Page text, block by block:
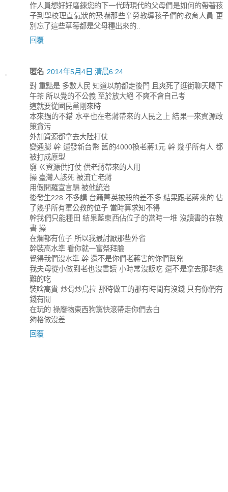
作人員想好好磨鍊您的下一代時現代的父母們是如何的帶著孩
子到學校理直氣狀的恐嚇那些辛勞教導孩子們的教育人員.更
別忘了這些草莓都是父母種出來的..
回覆
匿名 2014年5月4日 清晨6:24
對 重點是 多數人民 知道以前都走後門 且爽死了逛街聊天喝下
午茶 所以覺的不公義 至於放大絕 不爽不會自己考
這就要從國民黨剛來時
本來過的不錯 水平也在老蔣帶來的人民之上 結果一來資源政
策貪污
外加資源都拿去大陸打仗
變通膨 幹 還發新台幣 舊的4000換老蔣1元 幹 幾乎所有人 都
被打成原型
窮 ㄍ資源供打仗 供老蔣帶來的人用
操 臺灣人該死 被流亡老蔣
用假開羅宣言騙 被他統治
後發生228 不多講 台籍菁英被殺的差不多 結果跟老蔣來的 佔
了幾乎所有軍公教的位子 當時算求知不得
幹我們只能種田 結果藍東西佔位子的當時一堆 沒讀書的在教
書 操
在爛都有位子 所以我最討厭那些外省
幹裝高水準 看你就一富祭拜臉
覺得我們沒水準 幹 還不是你們老蔣害的你們幫兇
我夫母從小做到老也沒書讀 小時常沒飯吃 還不是拿去那群逃
難的吃
裝啥高貴 炒骨炒鳥拉 那時做工的那有時間有沒錢 只有你們有
錢有閒
在玩的 操廢物東西狗黨快滾帶走你們去白
夠格做沒差
回覆